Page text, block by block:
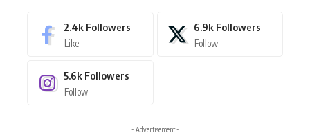
2.4k Followers
Like
6.9k Followers
Follow
5.6k Followers
Follow
- Advertisement -